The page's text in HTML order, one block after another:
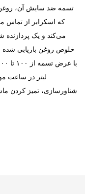
تسمه ضد سایش آن،
که اسکرابر از تماس
می‌کند و یک پردازنده
خلوص روغن بازیابی شده
لیتر در ساعت
شناورسازی، تمیز کردن